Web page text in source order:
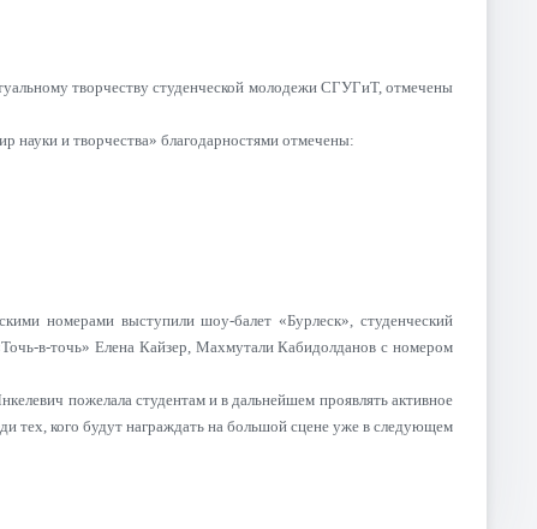
творчеству студенческой молодежи СГУГиТ, отмечены
науки и творчества» благодарностями отмечены:
номерами выступили шоу-балет «Бурлеск», студенческий
в-точь» Елена Кайзер, Махмутали Кабидолданов с номером
пожелала студентам и в дальнейшем проявлять активное
тех, кого будут награждать на большой сцене уже в следующем